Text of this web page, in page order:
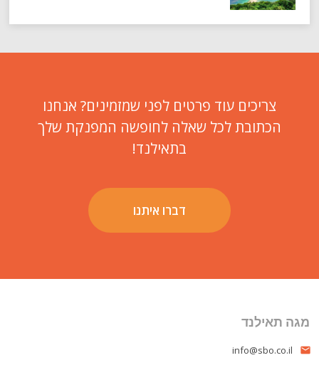
צריכים עוד פרטים לפני שמזמינים? אנחנו
הכתובת לכל שאלה לחופשה המפנקת שלך
בתאילנד!
דברו איתנו
מגה תאילנד
email
info@sbo.co.il